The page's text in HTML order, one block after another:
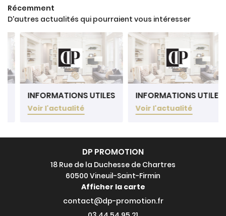
AVIS
ACTUALITÉS
CONTACT
Rejoignez-
Récemment
D'autres actualités qui pourraient vous intéresser
INFORMATIONS UTILES
Voir l'actualité
INFORMATIONS UTILES
Voir l'actualité
DP PROMOTION
18 Rue de la Duchesse de Chartres
60500 Vineuil-Saint-Firmin
Afficher la carte